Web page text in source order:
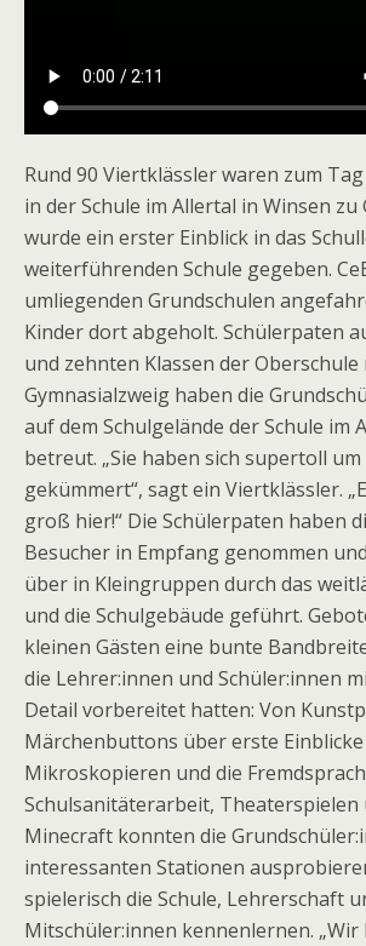
Rund 90 Viertklässler waren zum
in der Schule im Allertal in Winsen zu
wurde ein erster Einblick in das
weiterführenden Schule gegeben.
umliegenden Grundschulen
Kinder dort abgeholt. Schülerpaten
und zehnten Klassen der Oberschule
Gymnasialzweig haben die
auf dem Schulgelände der Schule im
betreut. „Sie haben sich supertoll um
gekümmert“, sagt ein Viertklässler.
groß hier!“ Die Schülerpaten haben
Besucher in Empfang genommen
über in Kleingruppen durch das
und die Schulgebäude geführt.
kleinen Gästen eine bunte
die Lehrer:innen und Schüler:innen
Detail vorbereitet hatten: Von
Märchenbuttons über erste
Mikroskopieren und die
Schulsanitäterarbeit,
Minecraft konnten die
interessanten Stationen
spielerisch die Schule, Lehrerschaft
Mitschüler:innen kennenlernen. „Wir